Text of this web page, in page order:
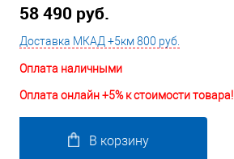
58 490 руб.
Доставка МКАД +5км 800 руб.
Оплата наличными
Оплата онлайн +5% к стоимости товара!
В корзину